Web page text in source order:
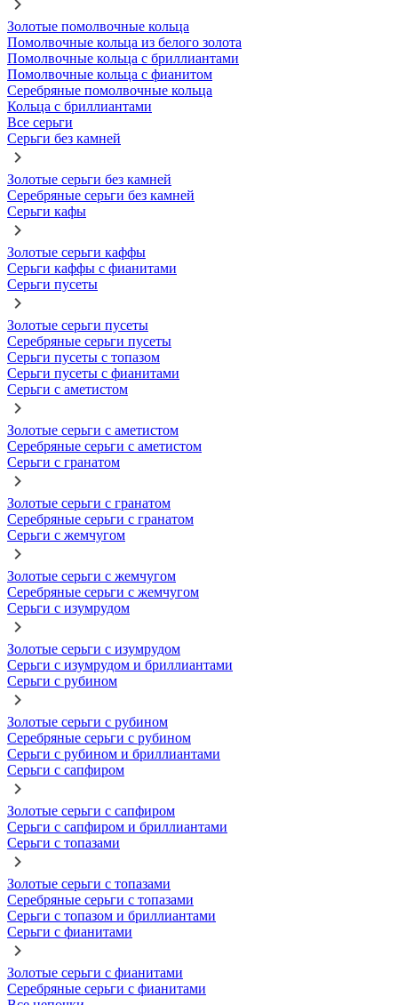
Золотые помолвочные кольца
Помолвочные кольца из белого золота
Помолвочные кольца с бриллиантами
Помолвочные кольца с фианитом
Серебряные помолвочные кольца
Кольца с бриллиантами
Все серьги
Серьги без камней
Золотые серьги без камней
Серебряные серьги без камней
Серьги кафы
Золотые серьги каффы
Серьги каффы с фианитами
Серьги пусеты
Золотые серьги пусеты
Серебряные серьги пусеты
Серьги пусеты с топазом
Серьги пусеты с фианитами
Серьги с аметистом
Золотые серьги с аметистом
Серебряные серьги с аметистом
Серьги с гранатом
Золотые серьги с гранатом
Серебряные серьги с гранатом
Серьги с жемчугом
Золотые серьги с жемчугом
Серебряные серьги с жемчугом
Серьги с изумрудом
Золотые серьги с изумрудом
Серьги с изумрудом и бриллиантами
Серьги с рубином
Золотые серьги с рубином
Серебряные серьги с рубином
Серьги с рубином и бриллиантами
Серьги с сапфиром
Золотые серьги с сапфиром
Серьги с сапфиром и бриллиантами
Серьги с топазами
Золотые серьги с топазами
Серебряные серьги с топазами
Серьги с топазом и бриллиантами
Серьги с фианитами
Золотые серьги с фианитами
Серебряные серьги с фианитами